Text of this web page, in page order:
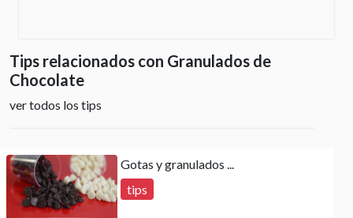
Tips relacionados con Granulados de
Chocolate
ver todos los tips
Gotas y granulados ...
tips